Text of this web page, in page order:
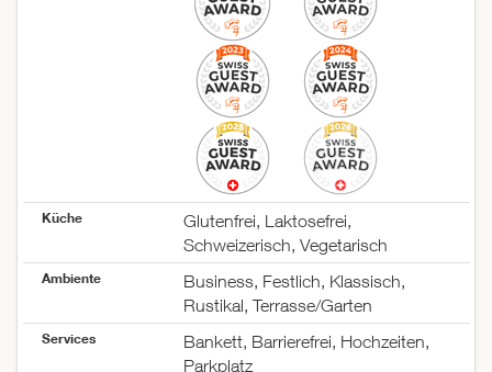
Küche
Glutenfrei, Laktosefrei,
Schweizerisch, Vegetarisch
Ambiente
Business, Festlich, Klassisch,
Rustikal, Terrasse/Garten
Services
Bankett, Barrierefrei, Hochzeiten,
Parkplatz